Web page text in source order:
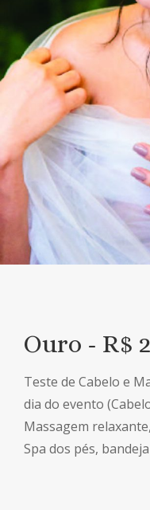
Ouro - R$
Teste de Cabelo e
dia do evento
Massagem
Spa dos pés,